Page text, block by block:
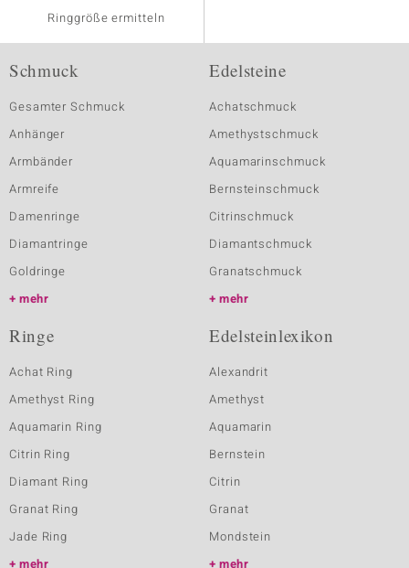
Ringgröße ermitteln
Schmuck
Gesamter Schmuck
Anhänger
Armbänder
Armreife
Damenringe
Diamantringe
Goldringe
mehr
Edelsteine
Achatschmuck
Amethystschmuck
Aquamarinschmuck
Bernsteinschmuck
Citrinschmuck
Diamantschmuck
Granatschmuck
mehr
Ringe
Achat Ring
Amethyst Ring
Aquamarin Ring
Citrin Ring
Diamant Ring
Granat Ring
Jade Ring
mehr
Edelsteinlexikon
Alexandrit
Amethyst
Aquamarin
Bernstein
Citrin
Granat
Mondstein
mehr